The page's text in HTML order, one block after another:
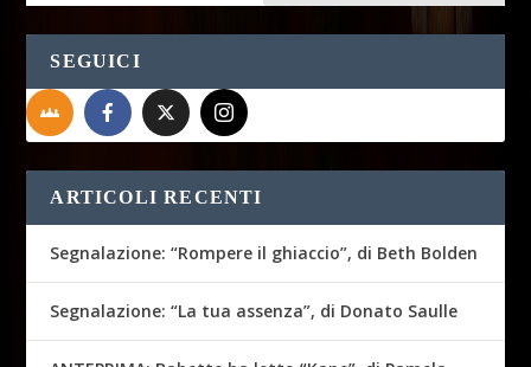
SEGUICI
ARTICOLI RECENTI
Segnalazione: “Rompere il ghiaccio”, di Beth Bolden
Segnalazione: “La tua assenza”, di Donato Saulle